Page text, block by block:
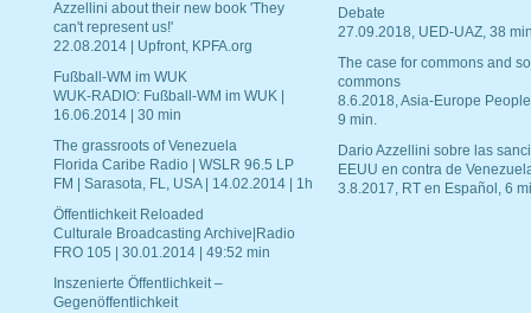
Azzellini about their new book 'They
can't represent us!'
22.08.2014 | Upfront, KPFA.org
Fußball-WM im WUK
WUK-RADIO: Fußball-WM im WUK |
16.06.2014 | 30 min
The grassroots of Venezuela
Florida Caribe Radio | WSLR 96.5 LP
FM | Sarasota, FL, USA | 14.02.2014 | 1h
Öffentlichkeit Reloaded
Culturale Broadcasting Archive|Radio
FRO 105 | 30.01.2014 | 49:52 min
Inszenierte Öffentlichkeit –
Gegenöffentlichkeit
Debate
27.09.2018, UED-UAZ, 38
The case for commons and
commons
8.6.2018, Asia-Europe
9 min.
Dario Azzellini sobre las
EEUU en contra de
3.8.2017, RT en Español, 6